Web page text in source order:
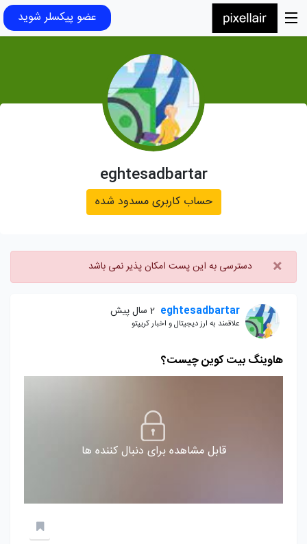
عضو پیکسلر شوید
eghtesadbartar
حساب کاربری مسدود شده
× دسترسی به این پست امکان پذیر نمی باشد
eghtesadbartar 2 سال پیش
علاقمند به ارز دیجیتال و اخبار کریپتو
هاوینگ بیت کوین چیست؟
قابل مشاهده برای دنبال کننده ها